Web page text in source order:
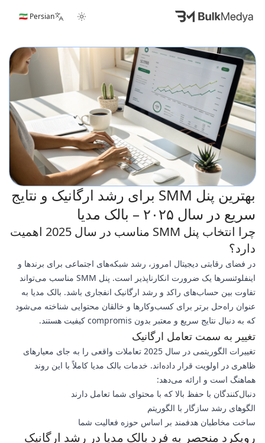
🇮🇷 Persian
بهترین پنل SMM برای رشد ارگانیک و نتایج
سریع در سال ۲۰۲۵ – بالک مدیا
چرا انتخاب پنل SMM مناسب در سال 2025 اهمیت
دارد؟
در فضای رقابتی دیجیتال امروز، رشد شبکه‌های اجتماعی برای برندها و
اینفلوئنسرها یک ضرورت انکارناپذیر است. پنل SMM مناسب می‌تواند
تفاوت بین حساب‌های راکد و رشد ارگانیک انفجاری باشد. بالک مدیا به
عنوان راه‌حل برتر برای کسب‌وکارها و خالقان محتوایی شناخته می‌شود
که به دنبال نتایج سریع و معتبر بدون compromis کیفیت هستند.
تغییر به سمت تعامل ارگانیک
تغییرات الگوریتمی در سال 2025 تعاملات واقعی را به جای معیارهای
ظاهری در اولویت قرار داده‌اند. خدمات بالک مدیا کاملاً با این روند
هماهنگ است و ارائه می‌دهد:
دنبال‌کنندگان با حفظ بالا که با محتوای شما تعامل دارند
الگوهای رشد سازگار با الگوریتم
ساخت مخاطبان هدفمند بر اساس حوزه فعالیت شما
رویکرد منحصر به فرد بالک مدیا در رشد ارگانیک